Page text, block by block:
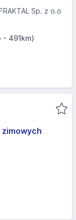
Sp. z o.o
- 491km)